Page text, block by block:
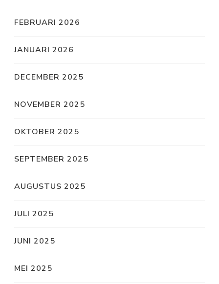
FEBRUARI 2026
JANUARI 2026
DECEMBER 2025
NOVEMBER 2025
OKTOBER 2025
SEPTEMBER 2025
AUGUSTUS 2025
JULI 2025
JUNI 2025
MEI 2025